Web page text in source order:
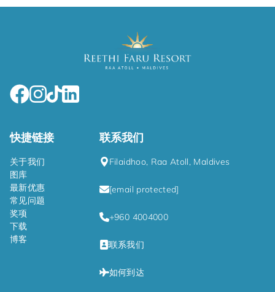
快捷链接
关于我们
图库
最新优惠
常见问题
奖项
下载
博客
联系我们
Filaidhoo, Raa Atoll, Maldives
[email protected]
+960 4004000
联系我们
如何到达